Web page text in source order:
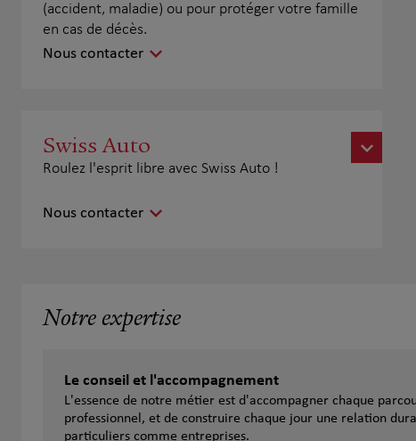
(accident, maladie) ou pour protéger votre famille
en cas de décès.
Nous contacter
Swiss Auto
Roulez l'esprit libre avec Swiss Auto !
Nous contacter
Notre expertise
Le conseil et l'accompagnement
L'essence de notre métier est d'accompagner chaque
professionnel, et de construire chaque jour une relation
particuliers comme entreprises.